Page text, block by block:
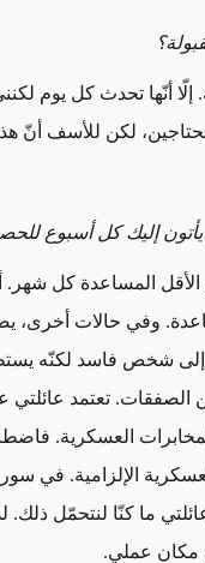
إلّا أنّها تحدث كل يوم
لكن للأسف أنّ
إليك كل أسبوع
المساعدة كل شهر.
وفي حالات أخرى،
شخص فاسد لكنّه
الصفقات. تعتمد
العسكرية.
الإلزامية. في
ما كنّا لنتحمّل ذلك.
مكان عملي.